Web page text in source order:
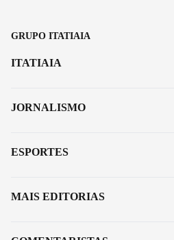
GRUPO ITATIAIA
ITATIAIA
JORNALISMO
ESPORTES
MAIS EDITORIAS